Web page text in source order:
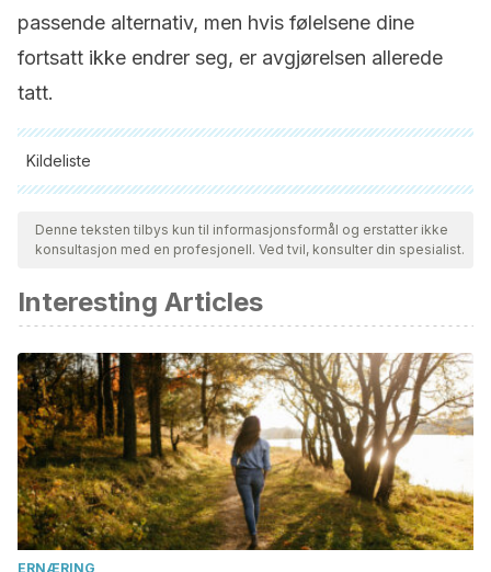
passende alternativ, men hvis følelsene dine
fortsatt ikke endrer seg, er avgjørelsen allerede
tatt.
Kildeliste
Alle siterte kilder ble grundig gjennomgått av teamet vårt for å
sikre deres kvalitet, pålitelighet, aktualitet og validitet.
Bibliografien i denne artikkelen ble betraktet som pålitelig og
Pinto, Bismarck
https://www.researchgate.net/publication/
John Gottman . Clinical Handbook of Couple Therapy.
Gottm
Denne teksten tilbys kun til informasjonsformål og erstatter ikke
konsultasjon med en profesjonell. Ved tvil, konsulter din spesialist.
Interesting Articles
ERNÆRING